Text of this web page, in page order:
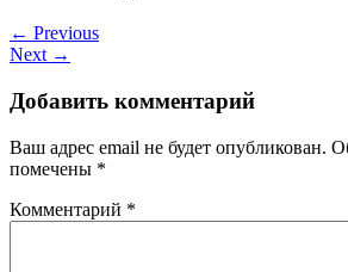
← Previous
Next →
Добавить комментарий
Ваш адрес email не будет опубликован.
помечены *
Комментарий *